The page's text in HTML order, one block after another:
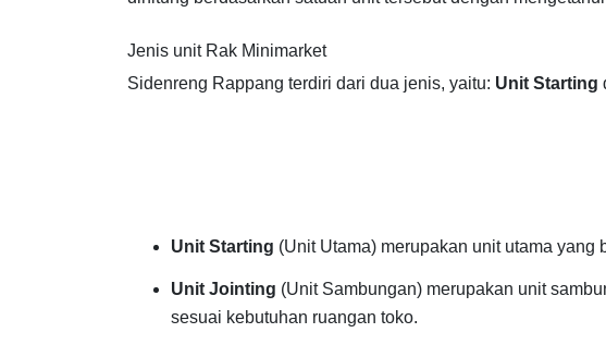
Jenis unit Rak Minimarket
Sidenreng Rappang terdiri dari dua jenis, yaitu: Unit Starting
Unit Starting (Unit Utama) merupakan unit utama yang
Unit Jointing (Unit Sambungan) merupakan unit
sesuai kebutuhan ruangan toko.